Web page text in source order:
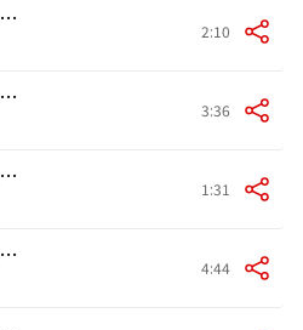
La bohème, Act 2: "Chi l'ha richiesto?" (Colline, Schaunard, Rodolfo, Marcello, Musetta, Mimì, Coro) 2:10
La bohème, Act 3: "Ohè, là, le guardie!" (Musetta, Doganiere, Coro) 3:36
La bohème, Act 3: "Sa dirmi, scusi, qual'è l'osteria" (Mimì, Sergente, Doganiere) 1:31
La bohème, Act 3: "Mimì?!" - "Speravo di trovarvi qui" (Marcello, Mimì) 4:44